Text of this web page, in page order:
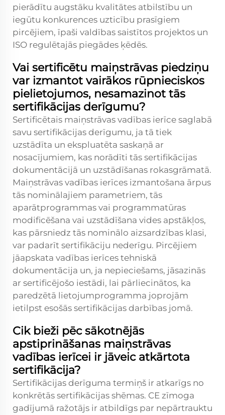
pierādītu augstāku kvalitātes atbilstību un
iegūtu konkurences uzticību prasīgiem
pircējiem, īpaši valdības saistītos projektos un
ISO regulētajās piegādes ķēdēs.
Vai sertificētu maiņstrāvas piedziņu
var izmantot vairākos rūpnieciskos
pielietojumos, nesamazinot tās
sertifikācijas derīgumu?
Sertificētais maiņstrāvas vadības ierīce saglabā
savu sertifikācijas derīgumu, ja tā tiek
uzstādīta un ekspluatēta saskaņā ar
nosacījumiem, kas norādīti tās sertifikācijas
dokumentācijā un uzstādīšanas rokasgrāmatā.
Maiņstrāvas vadības ierīces izmantošana ārpus
tās nominālajiem parametriem, tās
aparātprogrammas vai programmatūras
modificēšana vai uzstādīšana vides apstākļos,
kas pārsniedz tās nominālo aizsardzības klasi,
var padarīt sertifikāciju nederīgu. Pircējiem
jāapskata vadības ierīces tehniskā
dokumentācija un, ja nepieciešams, jāsazinās
ar sertificējošo iestādi, lai pārliecinātos, ka
paredzētā lietojumprogramma joprojām
ietilpst esošās sertifikācijas darbības jomā.
Cik bieži pēc sākotnējās
apstiprināšanas maiņstrāvas
vadības ierīcei ir jāveic atkārtota
sertifikācija?
Sertifikācijas derīguma termiņš ir atkarīgs no
konkrētās sertifikācijas shēmas. CE zīmoga
gadījumā ražotājs ir atbildīgs par nepārtrauktu